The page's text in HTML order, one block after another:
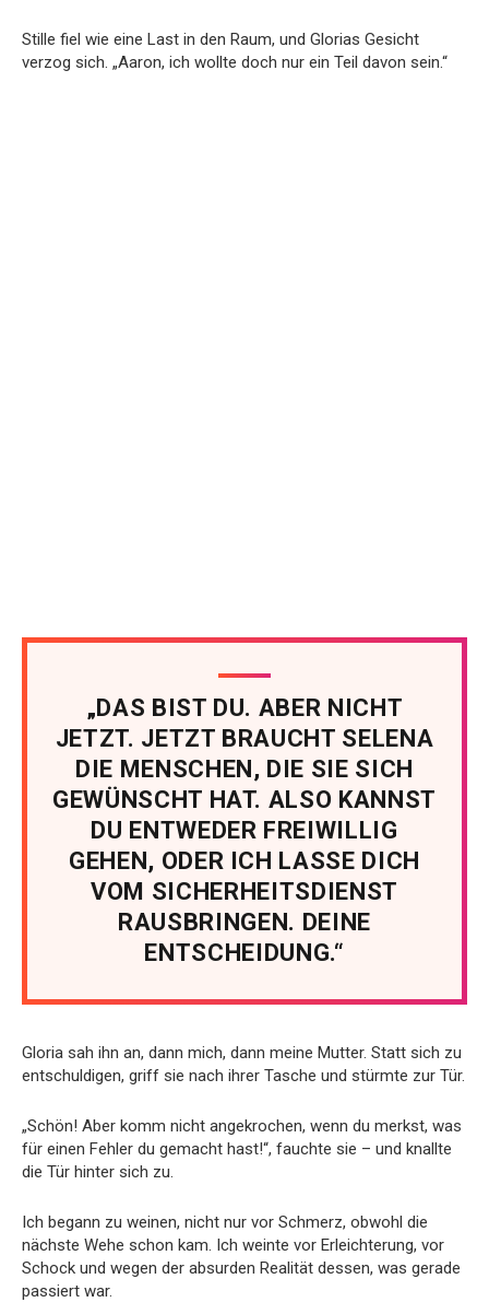
Stille fiel wie eine Last in den Raum, und Glorias Gesicht
verzog sich. „Aaron, ich wollte doch nur ein Teil davon sein.“
„DAS BIST DU. ABER NICHT
JETZT. JETZT BRAUCHT SELENA
DIE MENSCHEN, DIE SIE SICH
GEWÜNSCHT HAT. ALSO KANNST
DU ENTWEDER FREIWILLIG
GEHEN, ODER ICH LASSE DICH
VOM SICHERHEITSDIENST
RAUSBRINGEN. DEINE
ENTSCHEIDUNG.“
Gloria sah ihn an, dann mich, dann meine Mutter. Statt sich zu
entschuldigen, griff sie nach ihrer Tasche und stürmte zur Tür.
„Schön! Aber komm nicht angekrochen, wenn du merkst, was
für einen Fehler du gemacht hast!“, fauchte sie – und knallte
die Tür hinter sich zu.
Ich begann zu weinen, nicht nur vor Schmerz, obwohl die
nächste Wehe schon kam. Ich weinte vor Erleichterung, vor
Schock und wegen der absurden Realität dessen, was gerade
passiert war.